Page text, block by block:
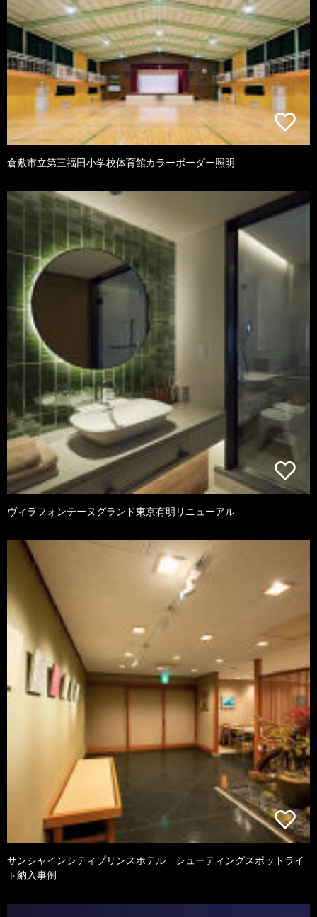
倉敷市立第三福田小学校体育館カラーボーダー照明
ヴィラフォンテーヌグランド東京有明リニューアル
サンシャインシティプリンスホテル シューティングスポットライ
ト納入事例